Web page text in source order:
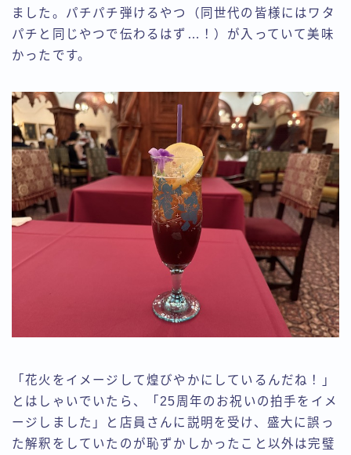
ました。パチパチ弾けるやつ（同世代の皆様にはワタ
パチと同じやつで伝わるはず…！）が入っていて美味
かったです。
「花火をイメージして煌びやかにしているんだね！」
とはしゃいでいたら、「25周年のお祝いの拍手をイメ
ージしました」と店員さんに説明を受け、盛大に誤っ
た解釈をしていたのが恥ずかしかったこと以外は完璧